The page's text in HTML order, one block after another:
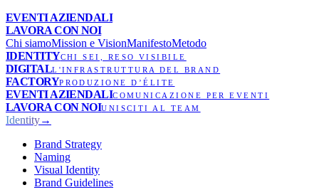
EVENTI AZIENDALI
LAVORA CON NOI
Chi siamoMission e VisionManifestoMetodo
IDENTITYCHI SEI, RESO VISIBILE
DIGITALL'INFRASTRUTTURA DEL BRAND
FACTORYPRODUZIONE D’ÉLITE
EVENTI AZIENDALICOMUNICAZIONE PER EVENTI
LAVORA CON NOIUNISCITI AL TEAM
Identity→
Brand Strategy
Naming
Visual Identity
Brand Guidelines